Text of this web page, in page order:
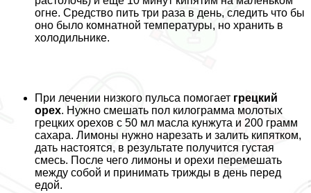
огне. Средство пить три раза в день, следить что бы
оно было комнатной температуры, но хранить в
холодильнике.
При лечении низкого пульса помогает грецкий
орех. Нужно смешать пол килограмма молотых
грецких орехов с 50 мл масла кунжута и 200 грамм
сахара. Лимоны нужно нарезать и залить кипятком,
дать настоятся, в результате получится густая
смесь. После чего лимоны и орехи перемешать
между собой и принимать трижды в день перед
едой.